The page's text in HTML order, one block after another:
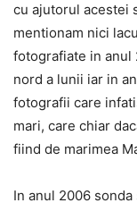
cu ajutorul acestei
mentionam nici
fotografiate in anul
nord a lunii iar in
fotografii care
mari, care chiar
fiind de marimea
In anul 2006